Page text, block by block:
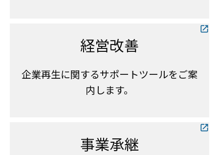
経営改善
企業再生に関するサポートツールをご案
内します。
事業承継